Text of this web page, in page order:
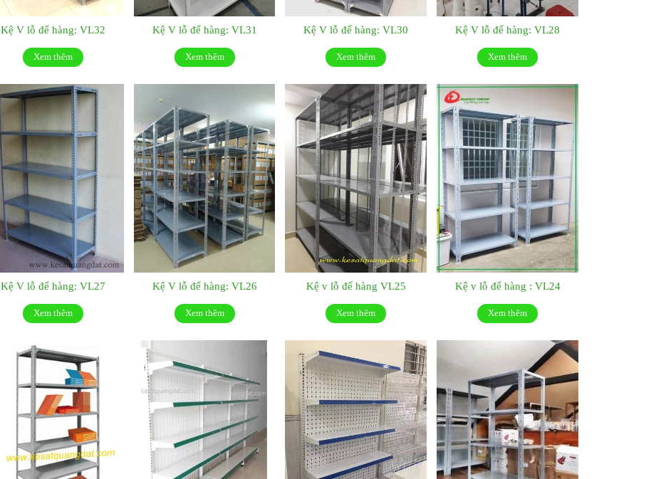
Kệ V lỗ để hàng: VL32
Xem thêm
Kệ V lỗ để hàng: VL31
Xem thêm
Kệ V lỗ để hàng: VL30
Xem thêm
Kệ V lỗ để hàng: VL28
Xem thêm
Kệ V lỗ để hàng: VL27
Xem thêm
Kệ V lỗ để hàng: VL26
Xem thêm
Kệ v lỗ để hàng VL25
Xem thêm
Kệ v lỗ để hàng : VL24
Xem thêm